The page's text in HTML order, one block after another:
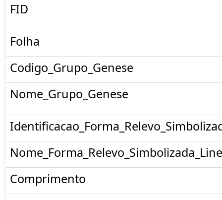
FID
Folha
Codigo_Grupo_Genese
Nome_Grupo_Genese
Comprimento